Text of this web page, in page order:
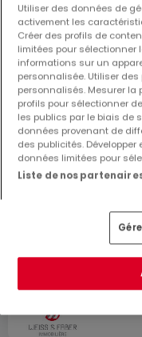
Maison mitoyenne à
Utiliser des données de
activement les
Créer des profils de
limitées pour sélectionner
informations sur un
personnalisée. Utiliser
personnalisés. Mesurer la
profils pour sélectionner
les publics par le biais de
données provenant de
des publicités. Développer
données limitées pour
Liste de nos